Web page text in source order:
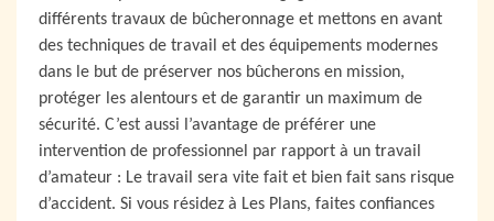
différents travaux de bûcheronnage et mettons en avant
des techniques de travail et des équipements modernes
dans le but de préserver nos bûcherons en mission,
protéger les alentours et de garantir un maximum de
sécurité. C’est aussi l’avantage de préférer une
intervention de professionnel par rapport à un travail
d’amateur : Le travail sera vite fait et bien fait sans risque
d’accident. Si vous résidez à Les Plans, faites confiances